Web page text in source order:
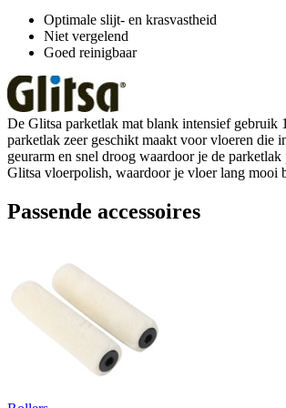
Optimale slijt- en krasvastheid
Niet vergelend
Goed reinigbaar
De Glitsa parketlak mat blank intensief gebruik
parketlak zeer geschikt maakt voor vloeren die
geurarm en snel droog waardoor je de
Glitsa vloerpolish, waardoor je vloer lang mooi
Passende accessoires